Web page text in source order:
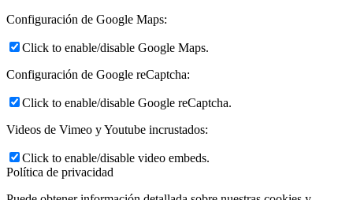
Configuración de Google Maps:
Click to enable/disable Google Maps.
Configuración de Google reCaptcha:
Click to enable/disable Google reCaptcha.
Videos de Vimeo y Youtube incrustados:
Click to enable/disable video embeds.
Política de privacidad